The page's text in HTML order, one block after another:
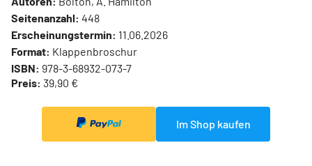
Seitenanzahl: 448
Erscheinungstermin: 11.06.2026
Format: Klappenbroschur
ISBN: 978-3-68932-073-7
Preis: 39,90 €
Im Shop kaufen